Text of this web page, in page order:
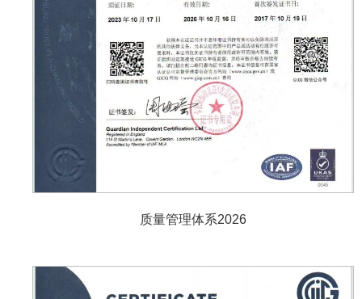
质量管理体系2026